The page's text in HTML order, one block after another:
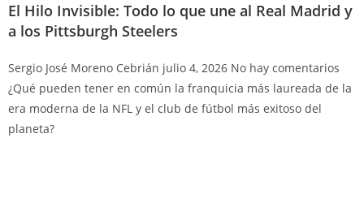
El Hilo Invisible: Todo lo que une al Real Madrid y
a los Pittsburgh Steelers
Sergio José Moreno Cebrián julio 4, 2026 No hay comentarios
¿Qué pueden tener en común la franquicia más laureada de la
era moderna de la NFL y el club de fútbol más exitoso del
planeta?